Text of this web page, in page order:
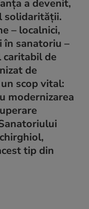
a devenit,
solidarității.
– localnici,
sanatoriu –
caritabil de
de
scop vital:
modernizarea
tip din